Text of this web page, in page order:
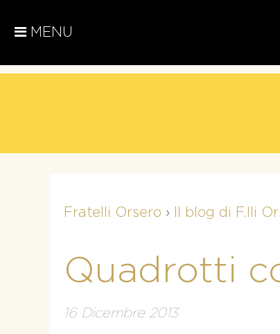
MENU
Fratelli Orsero › Il blog di F.lli
Quadrotti
16 Dicembre 2013